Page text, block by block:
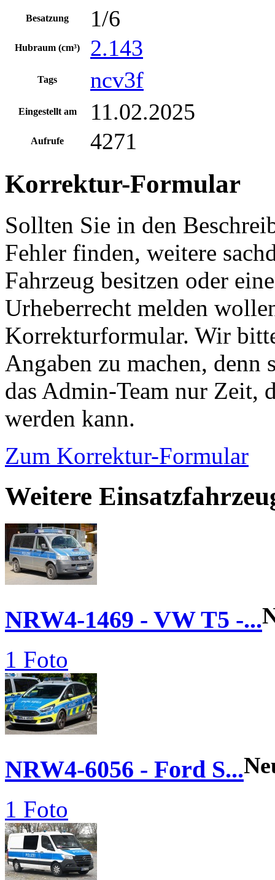
Besatzung 1/6
Hubraum (cm³) 2.143
Tags ncv3f
Eingestellt am 11.02.2025
Aufrufe 4271
Korrektur-Formular
Sollten Sie in den
Fehler finden, weitere
Fahrzeug besitzen oder
Urheberrecht melden
Korrekturformular. Wir
Angaben zu machen,
das Admin-Team nur Zeit,
werden kann.
Zum Korrektur-Formular
Weitere
NRW4-1469 - VW T5 -...
1 Foto
NRW4-6056 - Ford S...
1 Foto